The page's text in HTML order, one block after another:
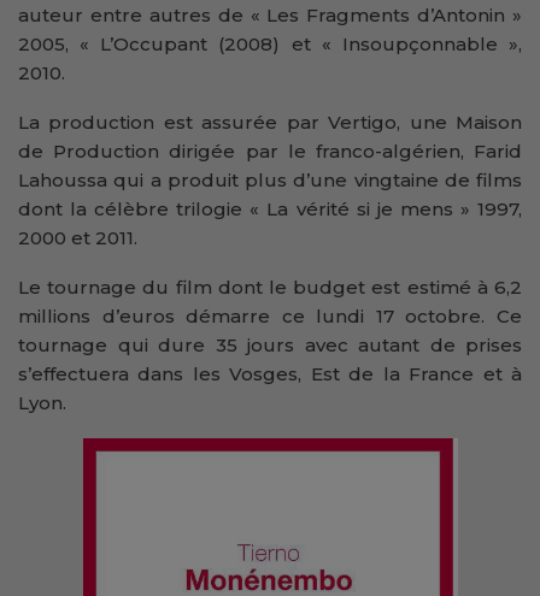
auteur entre autres de « Les Fragments d’Antonin »
2005, « L’Occupant (2008) et « Insoupçonnable »,
2010.
La production est assurée par Vertigo, une Maison
de Production dirigée par le franco-algérien, Farid
Lahoussa qui a produit plus d’une vingtaine de films
dont la célèbre trilogie « La vérité si je mens » 1997,
2000 et 2011.
Le tournage du film dont le budget est estimé à 6,2
millions d’euros démarre ce lundi 17 octobre. Ce
tournage qui dure 35 jours avec autant de prises
s’effectuera dans les Vosges, Est de la France et à
Lyon.